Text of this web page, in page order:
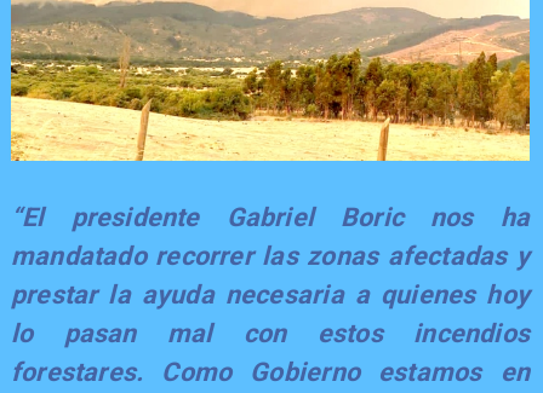
“El presidente Gabriel Boric nos ha
mandatado recorrer las zonas afectadas y
prestar la ayuda necesaria a quienes hoy
lo pasan mal con estos incendios
forestares. Como Gobierno estamos en